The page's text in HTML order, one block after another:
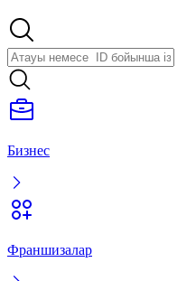
Бизнес
Франшизалар